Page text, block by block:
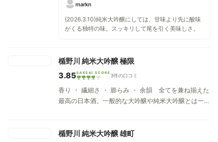
markn
(2026.3.10)純米大吟醸にしては、甘味より先に酸味
がくる独特の味。スッキリして尾を引く美味しさ。
楯野川 純米大吟醸 極限
3.85SAKEAI SCORE 3件の口コミ
香り ・ 繊細さ ・ 膨らみ ・ 余韻 全てを兼ね揃えた
最高の日本酒。一般的な大吟醸や純米大吟醸とは一味
楯野川 純米大吟醸 雄町